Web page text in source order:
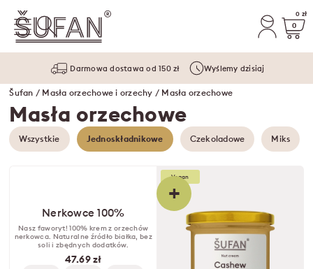
0 zł
0
Darmowa dostawa od 150 zł Wyślemy dzisiaj
Šufan / Masła orzechowe i orzechy / Masła orzechowe
Masła orzechowe
Wszystkie Jednoskładnikowe Czekoladowe Miks
+
Vegan
Nerkowce 100%
Nasz faworyt! 100% krem z orzechów
nerkowca. Naturalne źródło białka, bez
soli i zbędnych dodatków.
47.69 zł